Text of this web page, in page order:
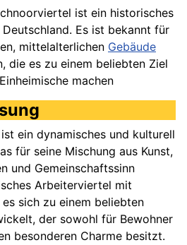
ist ein historisches
Es ist bekannt für
mittelalterlichen Gebäude
die es zu einem beliebten Ziel
machen
ein dynamisches und kulturell
für seine Mischung aus Kunst,
und Gemeinschaftssinn
Arbeiterviertel mit
sich zu einem beliebten
der sowohl für Bewohner
besonderen Charme besitzt.